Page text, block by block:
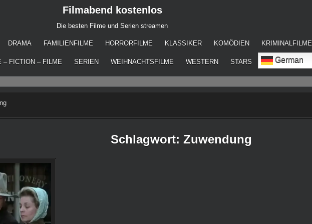
Filmabend kostenlos
Die besten Filme und Serien streamen
DRAMA FAMILIENFILME HORRORFILME KLASSIKER KOMÖDIEN KRIMINALFILME
– FICTION – FILME SERIEN WEIHNACHTSFILME WESTERN STARS German
Schlagwort:Zuwendung